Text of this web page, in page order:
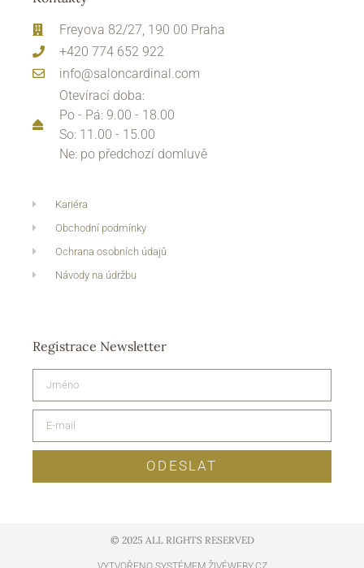
Freyova 82/27, 190 00 Praha
+420 774 652 922
info@saloncardinal.com
Otevírací doba:
Po - Pá: 9.00 - 18.00
So: 11.00 - 15.00
Ne: po předchozí domluvě
Kariéra
Obchodní podmínky
Ochrana osobních údajů
Návody na údržbu
Registrace Newsletter
ODESLAT
© 2025 ALL RIGHTS RESERVED​